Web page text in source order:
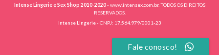
Intense Lingerie e Sex Shop 2010-2020- www.intensex.com.br. TODOS OS DIREITOS
RESERVADOS.
Intense Lingerie - CNPJ: 17.564.979/0001-23
Fale conosco!